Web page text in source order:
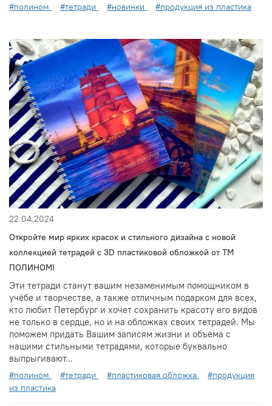
#полином #тетради #новинки #продукция из пластика
22.04.2024
Откройте мир ярких красок и стильного дизайна с новой
коллекцией тетрадей с 3D пластиковой обложкой от ТМ
ПОЛИНОМ!
Эти тетради станут вашим незаменимым помощником в
учёбе и творчестве, а также отличным подарком для всех,
кто любит Петербург и хочет сохранить красоту его видов
не только в сердце, но и на обложках своих тетрадей. Мы
поможем придать Вашим записям жизни и объема с
нашими стильными тетрадями, которые буквально
выпрыгивают...
#полином #тетради #пластиковая обложка
#продукция
из пластика